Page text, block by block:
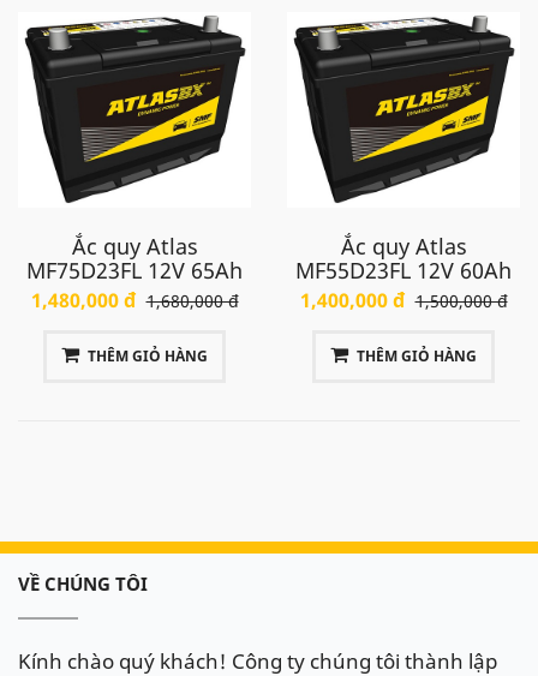
Ắc quy Atlas
MF75D23FL 12V 65Ah
1,480,000 đ 1,680,000 đ
THÊM GIỎ HÀNG
Ắc quy Atlas
MF55D23FL 12V 60Ah
1,400,000 đ 1,500,000 đ
THÊM GIỎ HÀNG
VỀ CHÚNG TÔI
Kính chào quý khách! Công ty chúng tôi thành lập